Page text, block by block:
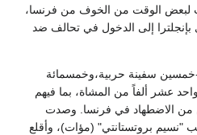
لبعض الوقت من الخوف من فرنسا،
إلى الدخول في تحالف ضد
خمسين سفينة حربية،وخمسمائة
عشر ألفاً من المشاة، بما فيهم
من الاضطهاد في فرنسا. وصدت
"نسيم بروتستانتي" (مؤات)، وأقلع